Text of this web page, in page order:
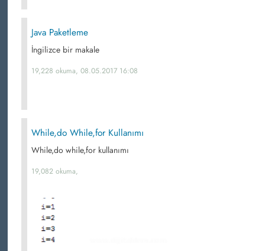
Java Paketleme
İngilizce bir makale
19,228 okuma, 08.05.2017 16:08
While,do While,for Kullanımı
While,do while,for kullanımı
19,082 okuma,